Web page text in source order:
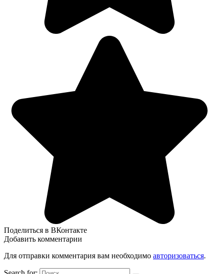
Поделиться в ВКонтакте
Добавить комментарии
Для отправки комментария вам необходимо авторизоваться.